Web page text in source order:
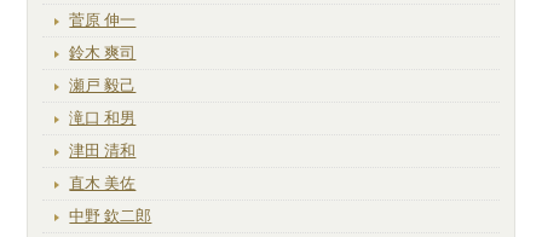
菅原 伸一
鈴木 爽司
瀬戸 毅己
滝口 和男
津田 清和
直木 美佐
中野 欽二郎